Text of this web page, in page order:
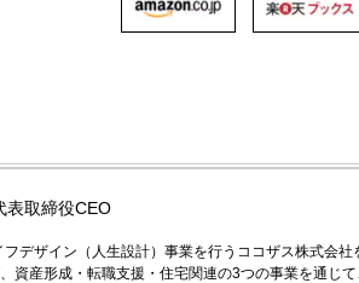
表取締役CEO
デザイン（人生設計）事業を行うココザス株式会社
資産形成・転職支援・住宅関連の3つの事業を通じ